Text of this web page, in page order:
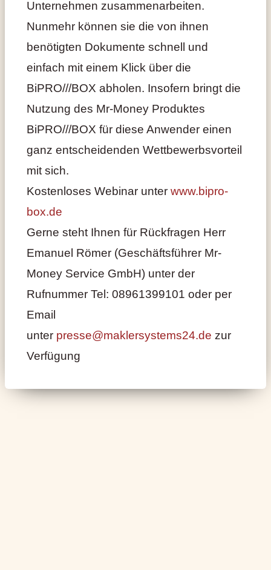
Unternehmen zusammenarbeiten.
Nunmehr können sie die von ihnen
benötigten Dokumente schnell und
einfach mit einem Klick über die
BiPRO///BOX abholen. Insofern bringt die
Nutzung des Mr-Money Produktes
BiPRO///BOX für diese Anwender einen
ganz entscheidenden Wettbewerbsvorteil
mit sich.
Kostenloses Webinar unter www.bipro-
box.de
Gerne steht Ihnen für Rückfragen Herr
Emanuel Römer (Geschäftsführer Mr-
Money Service GmbH) unter der
Rufnummer Tel: 08961399101 oder per
Email
unter presse@maklersystems24.de zur
Verfügung